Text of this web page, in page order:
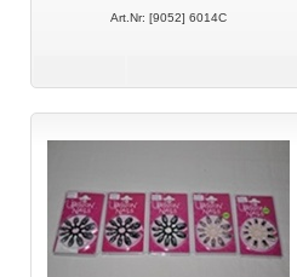
Art.Nr: [9052] 6014C